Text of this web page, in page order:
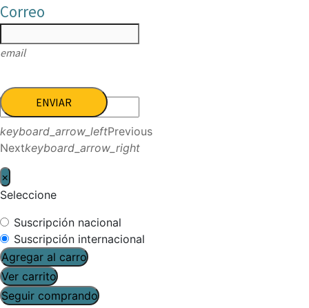
Correo
email
ENVIAR
keyboard_arrow_leftPrevious
Nextkeyboard_arrow_right
×
Seleccione
Suscripción nacional
Suscripción internacional
Agregar al carro
Ver carrito
Seguir comprando